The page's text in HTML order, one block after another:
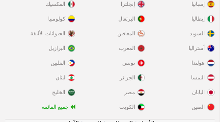
إسبانيا
إيطاليا
السويد
إنجلترا
البرتغال
المعاقين
المكسيك
كولومبيا
الحيوانات الأليفة
أستراليا
هولندا
النمسا
اليابان
الصين
المغرب
تونس
الجزائر
مصر
الكويت
البرازيل
الفلبين
لبنان
الخليج
جميع القائمة